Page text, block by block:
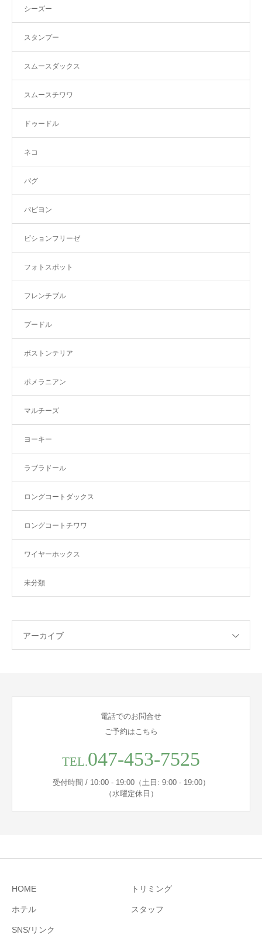
シーズー
スタンプー
スムースダックス
スムースチワワ
ドゥードル
ネコ
パグ
パピヨン
ビションフリーゼ
フォトスポット
フレンチブル
プードル
ボストンテリア
ポメラニアン
マルチーズ
ヨーキー
ラブラドール
ロングコートダックス
ロングコートチワワ
ワイヤーホックス
未分類
アーカイブ
電話でのお問合せ
ご予約はこちら
TEL.047-453-7525
受付時間 / 10:00 - 19:00（土日: 9:00 - 19:00）
（水曜定休日）
HOME トリミング
ホテル スタッフ
SNS/リンク